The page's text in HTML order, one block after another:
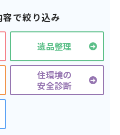
で絞り込み
遺品整理
住環境の
安全診断